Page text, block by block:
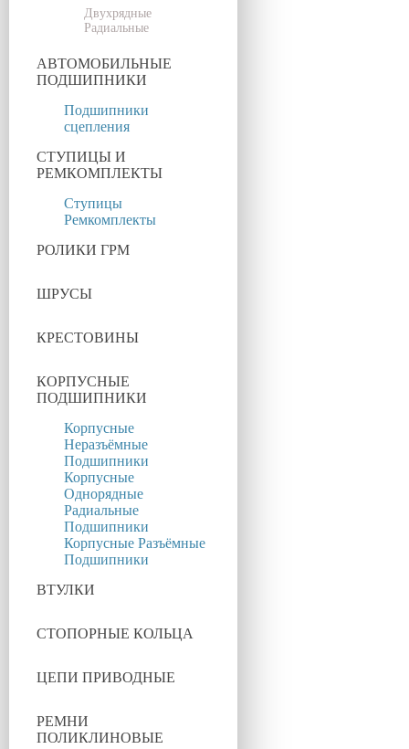
Двухрядные
Радиальные
АВТОМОБИЛЬНЫЕ
ПОДШИПНИКИ
Подшипники
сцепления
СТУПИЦЫ И
РЕМКОМПЛЕКТЫ
Ступицы
Ремкомплекты
РОЛИКИ ГРМ
ШРУСЫ
КРЕСТОВИНЫ
КОРПУСНЫЕ
ПОДШИПНИКИ
Корпусные
Неразъёмные
Подшипники
Корпусные
Однорядные
Радиальные
Подшипники
Корпусные Разъёмные
Подшипники
ВТУЛКИ
СТОПОРНЫЕ КОЛЬЦА
ЦЕПИ ПРИВОДНЫЕ
РЕМНИ
ПОЛИКЛИНОВЫЕ